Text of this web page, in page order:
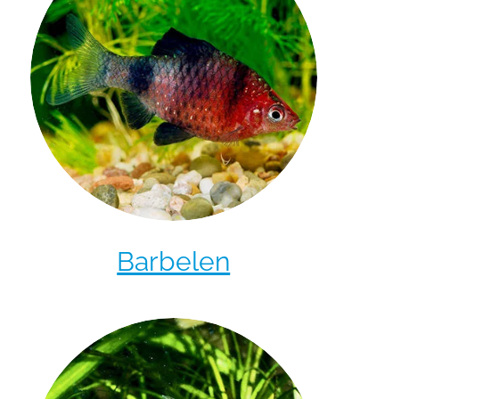
Barbelen